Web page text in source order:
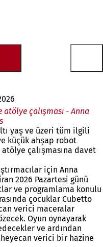
çalışması - Anna
yaş ve üzeri tüm ilgili
küçük ahşap robot
çalışmasına davet
için Anna
2026 Pazartesi günü
ve programlama konulu
çocuklar Cubetto
verici maceralar
Oyun oynayarak
ve ardından
verici bir hazine